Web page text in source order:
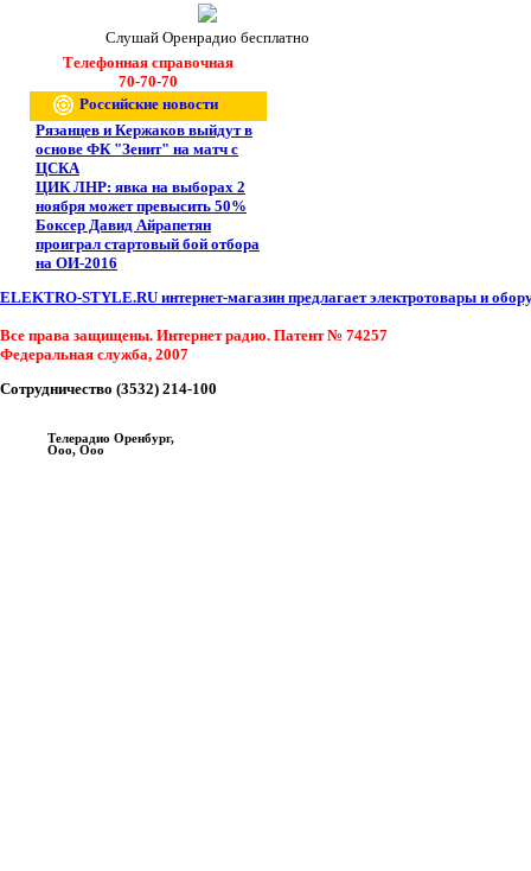
Слушай Оренрадио бесплатно
Телефонная справочная
70-70-70
Российские новости
Рязанцев и Кержаков выйдут в
основе ФК "Зенит" на матч с
ЦСКА
ЦИК ЛНР: явка на выборах 2
ноября может превысить 50%
Боксер Давид Айрапетян
проиграл стартовый бой отбора
на ОИ-2016
ELEKTRO-STYLE.RU интернет-магазин предлагает электротовары и
Все права защищены. Интернет радио. Патент № 74257
Федеральная служба, 2007
Сотрудничество (3532) 214-100
Телерадио Оренбург,
Ооо, Ооо